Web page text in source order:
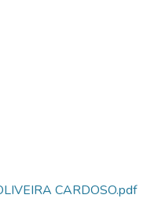
CARDOSO.pdf